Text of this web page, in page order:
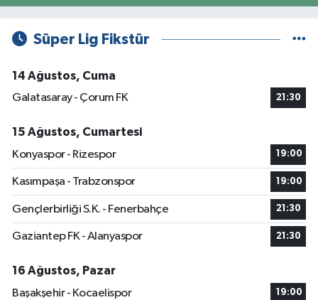
Süper Lig Fikstür
14 Ağustos, Cuma
Galatasaray - Çorum FK
21:30
15 Ağustos, Cumartesi
Konyaspor - Rizespor
19:00
Kasımpaşa - Trabzonspor 19:00
Gençlerbirliği S.K. - Fenerbahçe 21:30
Gaziantep FK - Alanyaspor 21:30
16 Ağustos, Pazar
Başakşehir - Kocaelispor
19:00